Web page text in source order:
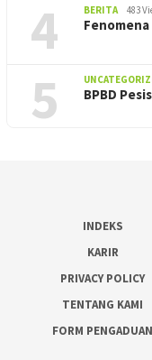
4 BERITA 483
5 BPBD
INDEKS
KARIR
PRIVACY POLICY
TENTANG KAMI
FORM PENGADUAN